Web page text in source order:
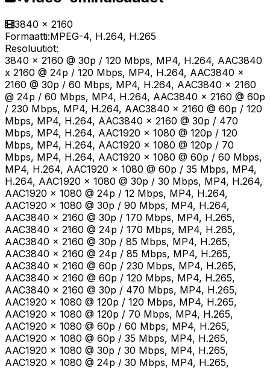
3840 x 2160
Formaatti:MPEG-4, H.264, H.265
Resoluutiot:
3840 x 2160 @ 30p / 120 Mbps, MP4, H.264, AAC3840
x 2160 @ 24p / 120 Mbps, MP4, H.264, AAC3840 x
2160 @ 30p / 60 Mbps, MP4, H.264, AAC3840 x 2160
@ 24p / 60 Mbps, MP4, H.264, AAC3840 x 2160 @ 60p
/ 230 Mbps, MP4, H.264, AAC3840 x 2160 @ 60p / 120
Mbps, MP4, H.264, AAC3840 x 2160 @ 30p / 470
Mbps, MP4, H.264, AAC1920 x 1080 @ 120p / 120
Mbps, MP4, H.264, AAC1920 x 1080 @ 120p / 70
Mbps, MP4, H.264, AAC1920 x 1080 @ 60p / 60 Mbps,
MP4, H.264, AAC1920 x 1080 @ 60p / 35 Mbps, MP4,
H.264, AAC1920 x 1080 @ 30p / 30 Mbps, MP4, H.264,
AAC1920 x 1080 @ 24p / 12 Mbps, MP4, H.264,
AAC1920 x 1080 @ 30p / 90 Mbps, MP4, H.264,
AAC3840 x 2160 @ 30p / 170 Mbps, MP4, H.265,
AAC3840 x 2160 @ 24p / 170 Mbps, MP4, H.265,
AAC3840 x 2160 @ 30p / 85 Mbps, MP4, H.265,
AAC3840 x 2160 @ 24p / 85 Mbps, MP4, H.265,
AAC3840 x 2160 @ 60p / 230 Mbps, MP4, H.265,
AAC3840 x 2160 @ 60p / 120 Mbps, MP4, H.265,
AAC3840 x 2160 @ 30p / 470 Mbps, MP4, H.265,
AAC1920 x 1080 @ 120p / 120 Mbps, MP4, H.265,
AAC1920 x 1080 @ 120p / 70 Mbps, MP4, H.265,
AAC1920 x 1080 @ 60p / 60 Mbps, MP4, H.265,
AAC1920 x 1080 @ 60p / 35 Mbps, MP4, H.265,
AAC1920 x 1080 @ 30p / 30 Mbps, MP4, H.265,
AAC1920 x 1080 @ 24p / 30 Mbps, MP4, H.265,